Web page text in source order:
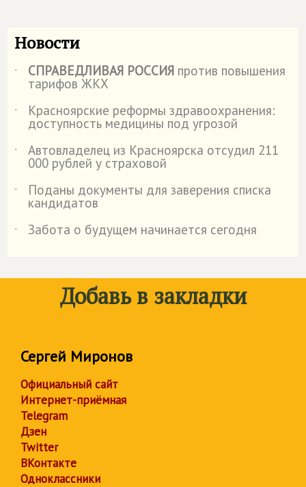
Новости
˙ СПРАВЕДЛИВАЯ РОССИЯ против повышения
тарифов ЖКХ
˙
Красноярские реформы здравоохранения:
доступность медицины под угрозой
˙
Автовладелец из Красноярска отсудил 211
000 рублей у страховой
˙
️Поданы документы для заверения списка
кандидатов
˙
Забота о будущем начинается сегодня
Добавь в закладки
Сергей Миронов
Официальный сайт
Интернет-приёмная
Telegram
Дзен
Twitter
ВКонтакте
Одноклассники